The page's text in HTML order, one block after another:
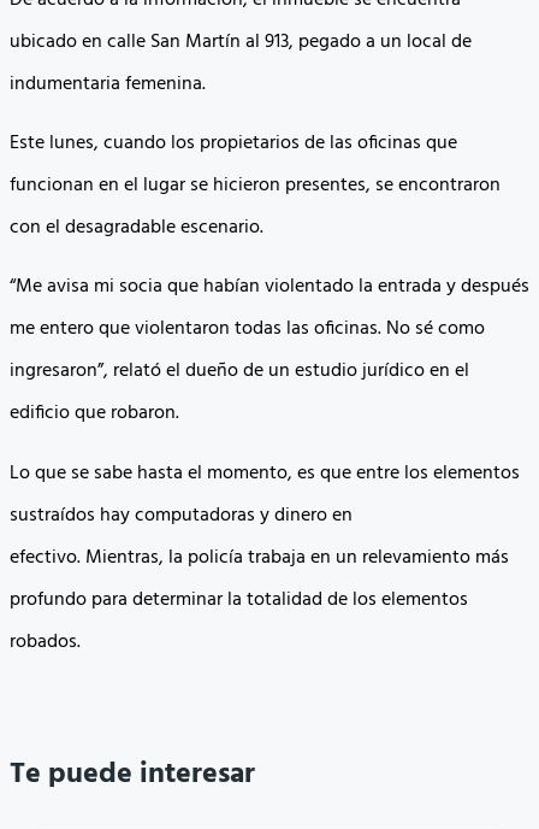
ubicado en calle San Martín al 913, pegado a un local de
indumentaria femenina.
Este lunes, cuando los propietarios de las oficinas que
funcionan en el lugar se hicieron presentes, se encontraron
con el desagradable escenario.
“Me avisa mi socia que habían violentado la entrada y después
me entero que violentaron todas las oficinas. No sé como
ingresaron”, relató el dueño de un estudio jurídico en el
edificio que robaron.
Lo que se sabe hasta el momento, es que entre los elementos
sustraídos hay computadoras y dinero en
efectivo. Mientras, la policía trabaja en un relevamiento más
profundo para determinar la totalidad de los elementos
robados.
Te puede interesar